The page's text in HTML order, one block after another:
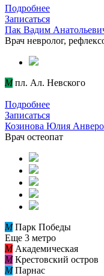
Подробнее
Записаться
Пак Вадим
Врач невролог,
Mпл. Ал. Невского
Подробнее
Записаться
Козинова Юлия
Врач остеопат
MПарк Победы
Еще 3 метро
MАкадемическая
MКрестовский остров
MПарнас